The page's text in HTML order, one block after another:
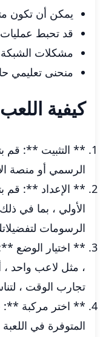
يمكن أن تكون
قد تحبط عمليات
مشكلات الشبكة
منحنى تعليمي
كيفية اللعب ACTC Racing لعبة
** التثبيت **: قم
الرسمي أو منصة
** الإعداد **: قم
الأولي ، بما في
الرسومات
** اختيار الوضع **:
، مثل لاعب واحد ،
تجارب الوقت ،
** اختر مركبة **:
المتوفرة في